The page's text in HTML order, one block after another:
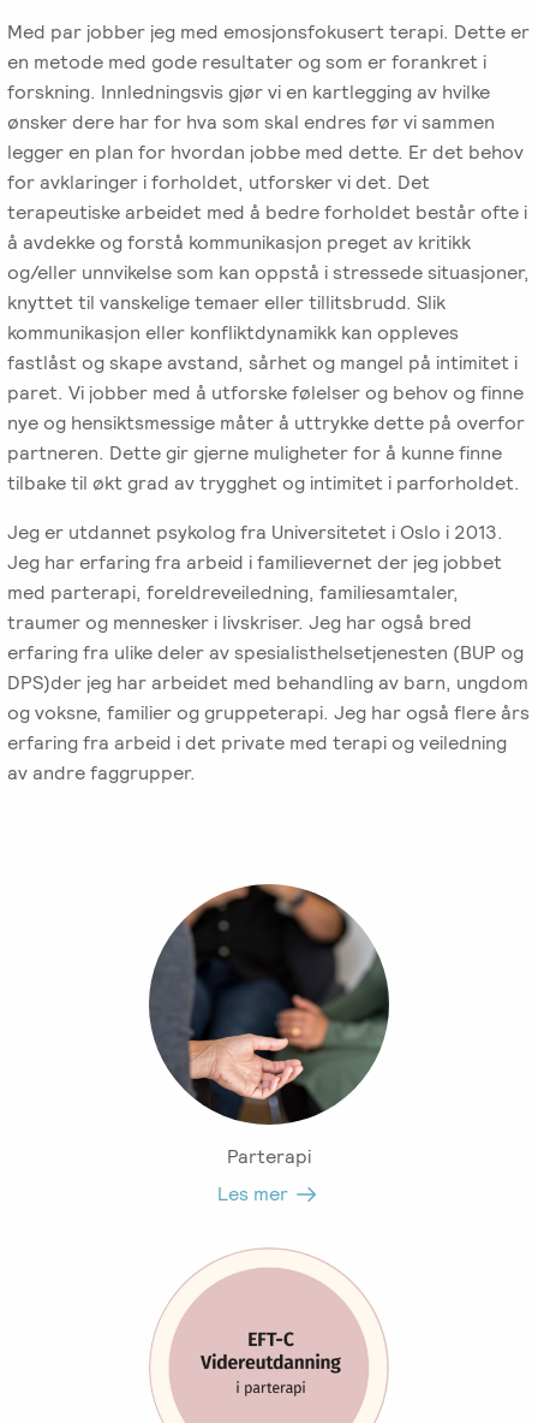
Emosjonsfokusert
foreldrekurs
Ofte
stilte
spørsmål
om
kurs
og
utdanning
Utleie
kurslokale
–
Sentralt
Oslo
Salgsbetingelser
Kursbevis
Spesialisering
Med par jobber jeg med emosjonsfokusert terapi. Dette er
en metode med gode resultater og som er forankret i
forskning. Innledningsvis gjør vi en kartlegging av hvilke
ønsker dere har for hva som skal endres før vi sammen
legger en plan for hvordan jobbe med dette. Er det behov
for avklaringer i forholdet, utforsker vi det. Det
terapeutiske arbeidet med å bedre forholdet består ofte i
å avdekke og forstå kommunikasjon preget av kritikk
og/eller unnvikelse som kan oppstå i stressede situasjoner,
knyttet til vanskelige temaer eller tillitsbrudd. Slik
kommunikasjon eller konfliktdynamikk kan oppleves
fastlåst og skape avstand, sårhet og mangel på intimitet i
paret. Vi jobber med å utforske følelser og behov og finne
nye og hensiktsmessige måter å uttrykke dette på overfor
partneren. Dette gir gjerne muligheter for å kunne finne
tilbake til økt grad av trygghet og intimitet i parforholdet.
Jeg er utdannet psykolog fra Universitetet i Oslo i 2013.
Jeg har erfaring fra arbeid i familievernet der jeg jobbet
med parterapi, foreldreveiledning, familiesamtaler,
traumer og mennesker i livskriser. Jeg har også bred
erfaring fra ulike deler av spesialisthelsetjenesten (BUP og
DPS)der jeg har arbeidet med behandling av barn, ungdom
og voksne, familier og gruppeterapi. Jeg har også flere års
erfaring fra arbeid i det private med terapi og veiledning
av andre faggrupper.
Parterapi
Les mer